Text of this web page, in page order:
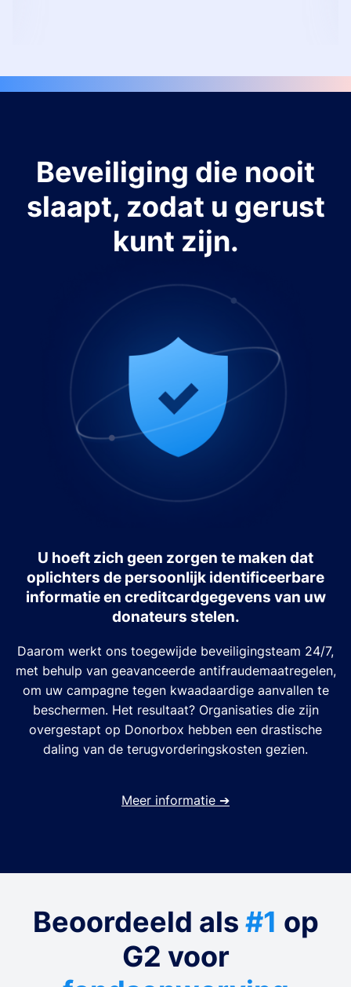
Beveiliging die nooit
slaapt, zodat u gerust
kunt zijn.
U hoeft zich geen zorgen te maken dat
oplichters de persoonlijk identificeerbare
informatie en creditcardgegevens van uw
donateurs stelen.
Daarom werkt ons toegewijde beveiligingsteam 24/7,
met behulp van geavanceerde antifraudemaatregelen,
om uw campagne tegen kwaadaardige aanvallen te
beschermen. Het resultaat? Organisaties die zijn
overgestapt op Donorbox hebben een drastische
daling van de terugvorderingskosten gezien.
Meer informatie ➔
Beoordeeld als #1 op
G2 voor